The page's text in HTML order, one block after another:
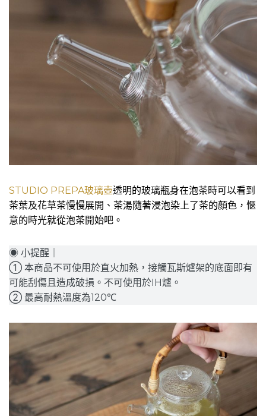
STUDIO PREPA玻璃壺透明的玻璃瓶身在泡茶時可以看到
茶葉及花草茶慢慢展開、茶湯隨著浸泡染上了茶的顏色，愜
意的時光就從泡茶開始吧。
◉ 小提醒｜
➀ 本商品不可使用於直火加熱，接觸瓦斯爐架的底面即有
可能刮傷且造成破損。不可使用於IH爐。
➁ 最高耐熱溫度為120℃